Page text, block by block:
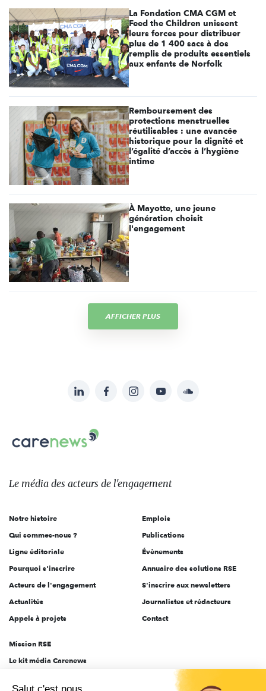
La Fondation CMA CGM et
Feed the Children unissent
leurs forces pour distribuer
plus de 1 400 sacs à dos
remplis de produits essentiels
aux enfants de Norfolk
Remboursement des
protections menstruelles
réutilisables : une avancée
historique pour la dignité et
l’égalité d’accès à l’hygiène
intime
À Mayotte, une jeune
génération choisit
l'engagement
AFFICHER PLUS
sur:
LinkedInFacebookInstagramYouTubeSoundcloud
Carenews,
Le
des
l'engagement
Le média des acteurs de l'engagement
Notre histoire
Qui sommes-nous ?
Ligne éditoriale
Pourquoi s'inscrire
Acteurs de l'engagement
Actualités
Appels à projets
Emplois
Publications
Évènements
Annuaire des solutions RSE
S'inscrire aux newsletters
Journalistes et rédacteurs
Contact
Mission RSE
Le kit média Carenews
Salut c'est nous...